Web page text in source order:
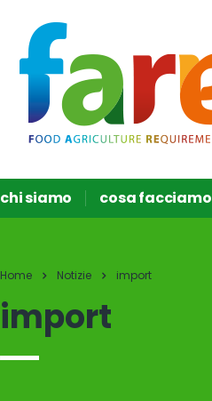
chi siamo cosa facciamo
Home Notizie import
import